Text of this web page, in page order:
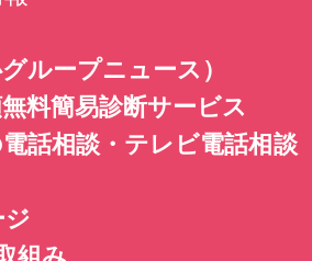
グループニュース）
料簡易診断サービス
話相談・テレビ電話相談